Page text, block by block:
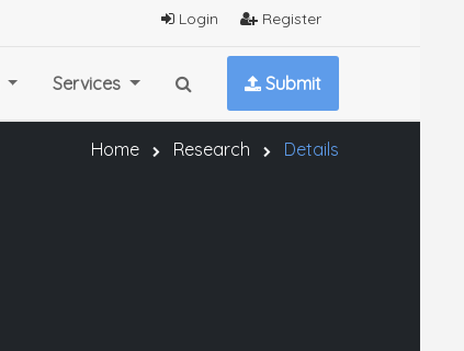
Login Register
Services Submit
Home Research Details